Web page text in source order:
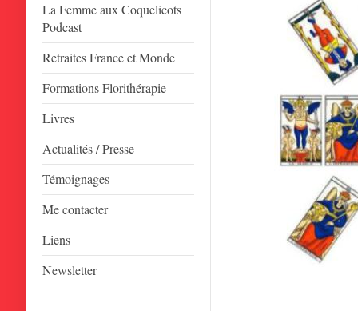
La Femme aux Coquelicots
Podcast
Retraites France et Monde
Formations Florithérapie
Livres
Actualités / Presse
Témoignages
Me contacter
Liens
Newsletter